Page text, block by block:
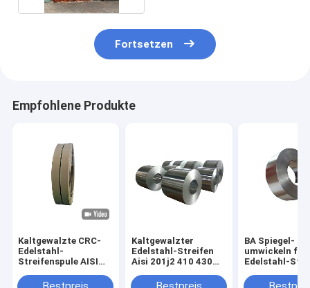
Fortsetzen
Empfohlene Produkte
Kaltgewalzte CRC-
Edelstahl-
Streifenspule AISI
Hairline Polished
Kaltgewalzter
Edelstahl-Streifen
Aisi 201j2 410 430
0.8mm 1mm
BA Spiegel-
umwickeln
Edelstahl-